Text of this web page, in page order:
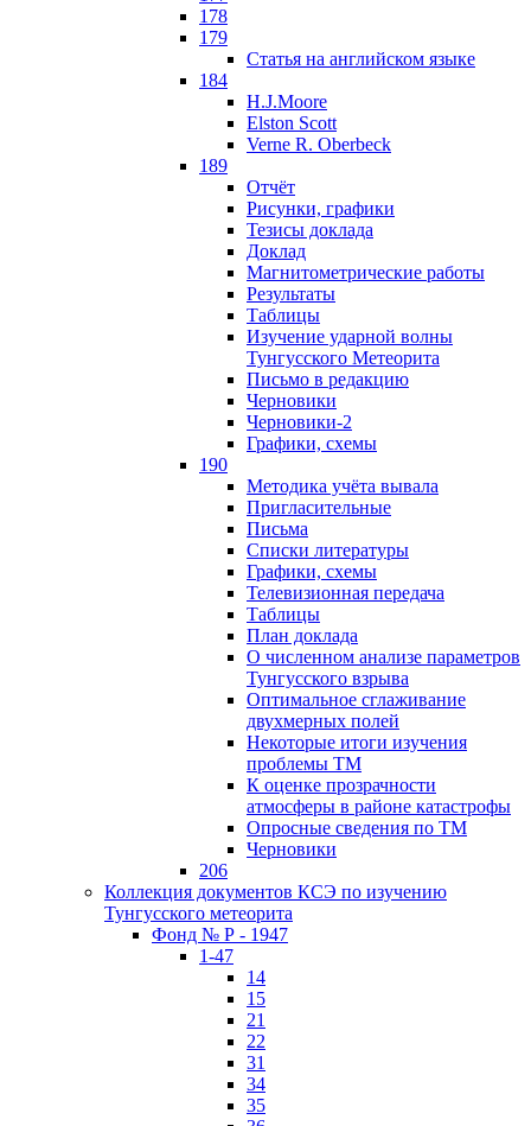
178
179
Статья на английском языке
184
H.J.Moore
Elston Scott
Verne R. Oberbeck
189
Отчёт
Рисунки, графики
Тезисы доклада
Доклад
Магнитометрические работы
Результаты
Таблицы
Изучение ударной волны
Тунгусского Метеорита
Письмо в редакцию
Черновики
Черновики-2
Графики, схемы
190
Методика учёта вывала
Пригласительные
Письма
Списки литературы
Графики, схемы
Телевизионная передача
Таблицы
План доклада
О численном анализе параметров
Тунгусского взрыва
Оптимальное сглаживание
двухмерных полей
Некоторые итоги изучения
проблемы ТМ
К оценке прозрачности
атмосферы в районе катастрофы
Опросные сведения по ТМ
Черновики
206
Коллекция документов КСЭ по изучению
Тунгусского метеорита
Фонд № Р - 1947
1-47
14
15
21
22
31
34
35